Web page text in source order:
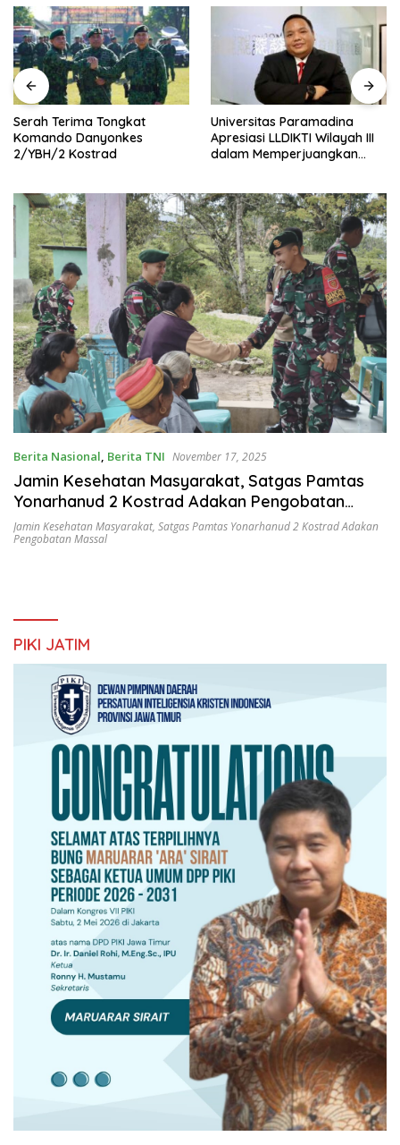
Universitas Paramadina
Apresiasi LLDIKTI Wilayah III
dalam Memperjuangkan
Ekonomic Fest 2026 Jadi
Ajang Naik Kelas UMKM,
HIPMI Pamekasan Siapkan
Berita Nasional, Berita TNI November 17, 2025
Jamin Kesehatan Masyarakat, Satgas Pamtas
Yonarhanud 2 Kostrad Adakan Pengobatan
Massal
Jamin Kesehatan Masyarakat, Satgas Pamtas Yonarhanud 2 Kostrad Adakan
Pengobatan Massal
PIKI JATIM